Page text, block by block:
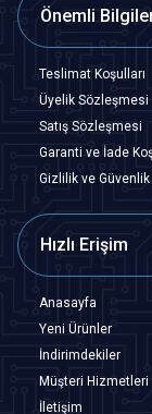
Önemli
Teslimat Koşulları
Üyelik Sözleşmesi
Satış Sözleşmesi
Garanti ve İade
Gizlilik ve Güvenlik
Hızlı Erişim
Anasayfa
Yeni Ürünler
İndirimdekiler
Müşteri Hizmetleri
İletişim